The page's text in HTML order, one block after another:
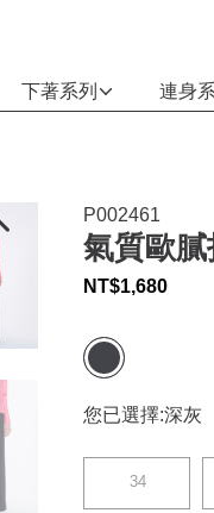
下著系列 連身
P002461
氣質歐
NT$1,680
您已選擇:深灰
34